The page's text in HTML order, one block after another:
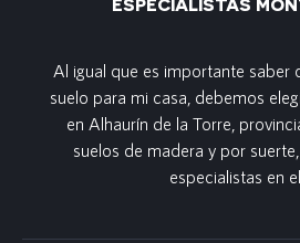
ESPECIALISTAS
Al igual que es importante saber
suelo para mi casa, debemos
en Alhaurín de la Torre,
suelos de madera y por
especialistas en